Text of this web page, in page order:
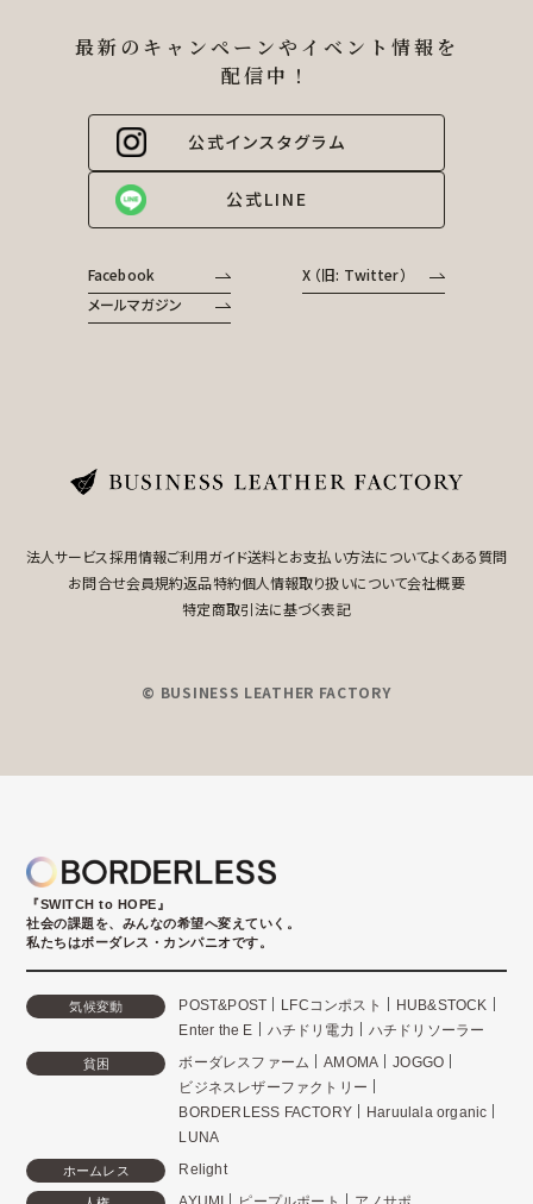
最新のキャンペーンやイベント情報を
配信中！
公式インスタグラム
公式LINE
Facebook
X （旧: Twitter）
メールマガジン
法人サービス採用情報ご利用ガイド送料とお支払い方法についてよくある質問
お問合せ会員規約返品特約個人情報取り扱いについて会社概要
特定商取引法に基づく表記
© BUSINESS LEATHER FACTORY
『SWITCH to HOPE』
社会の課題を、みんなの希望へ変えていく。
私たちはボーダレス・カンパニオです。
気候変動 POST&POST LFCコンポスト
HUB&STOCK
Enter the E
ハチドリ電力 ハチドリソーラー
貧困 ボーダレスファーム AMOMA
JOGGO
ビジネスレザーファクトリー
BORDERLESS FACTORY
Haruulala organic
LUNA
ホームレス Relight